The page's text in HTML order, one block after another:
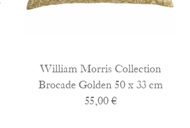
William Morris Collection
Brocade Golden 50 x 33 cm
55,00 €